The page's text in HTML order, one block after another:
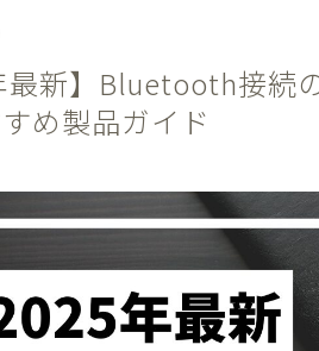
最新】Bluetooth接続
め製品ガイド